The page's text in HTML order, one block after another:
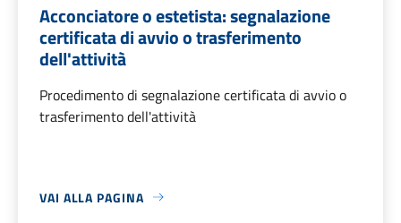
Acconciatore o estetista: segnalazione
certificata di avvio o trasferimento
dell'attività
Procedimento di segnalazione certificata di avvio o
trasferimento dell'attività
VAI ALLA PAGINA